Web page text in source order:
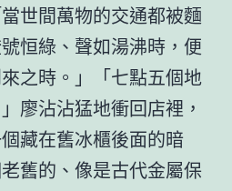
世間萬物的交通都被麵
恒綠、聲如湯沸時，便
之時。」「七點五個地
廖沾沾猛地衝回店裡，
藏在舊冰櫃後面的暗
舊的、像是古代金屬保